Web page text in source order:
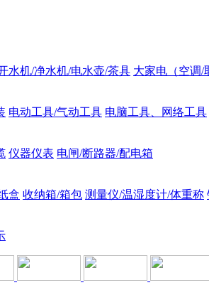
水机/净水机/电水壶/茶具 大家电（空调/
电动工具/气动工具 电脑工具、网络工具
仪器仪表 电闸/断路器/配电箱
盒 收纳箱/箱包 测量仪/温湿度计/体重称